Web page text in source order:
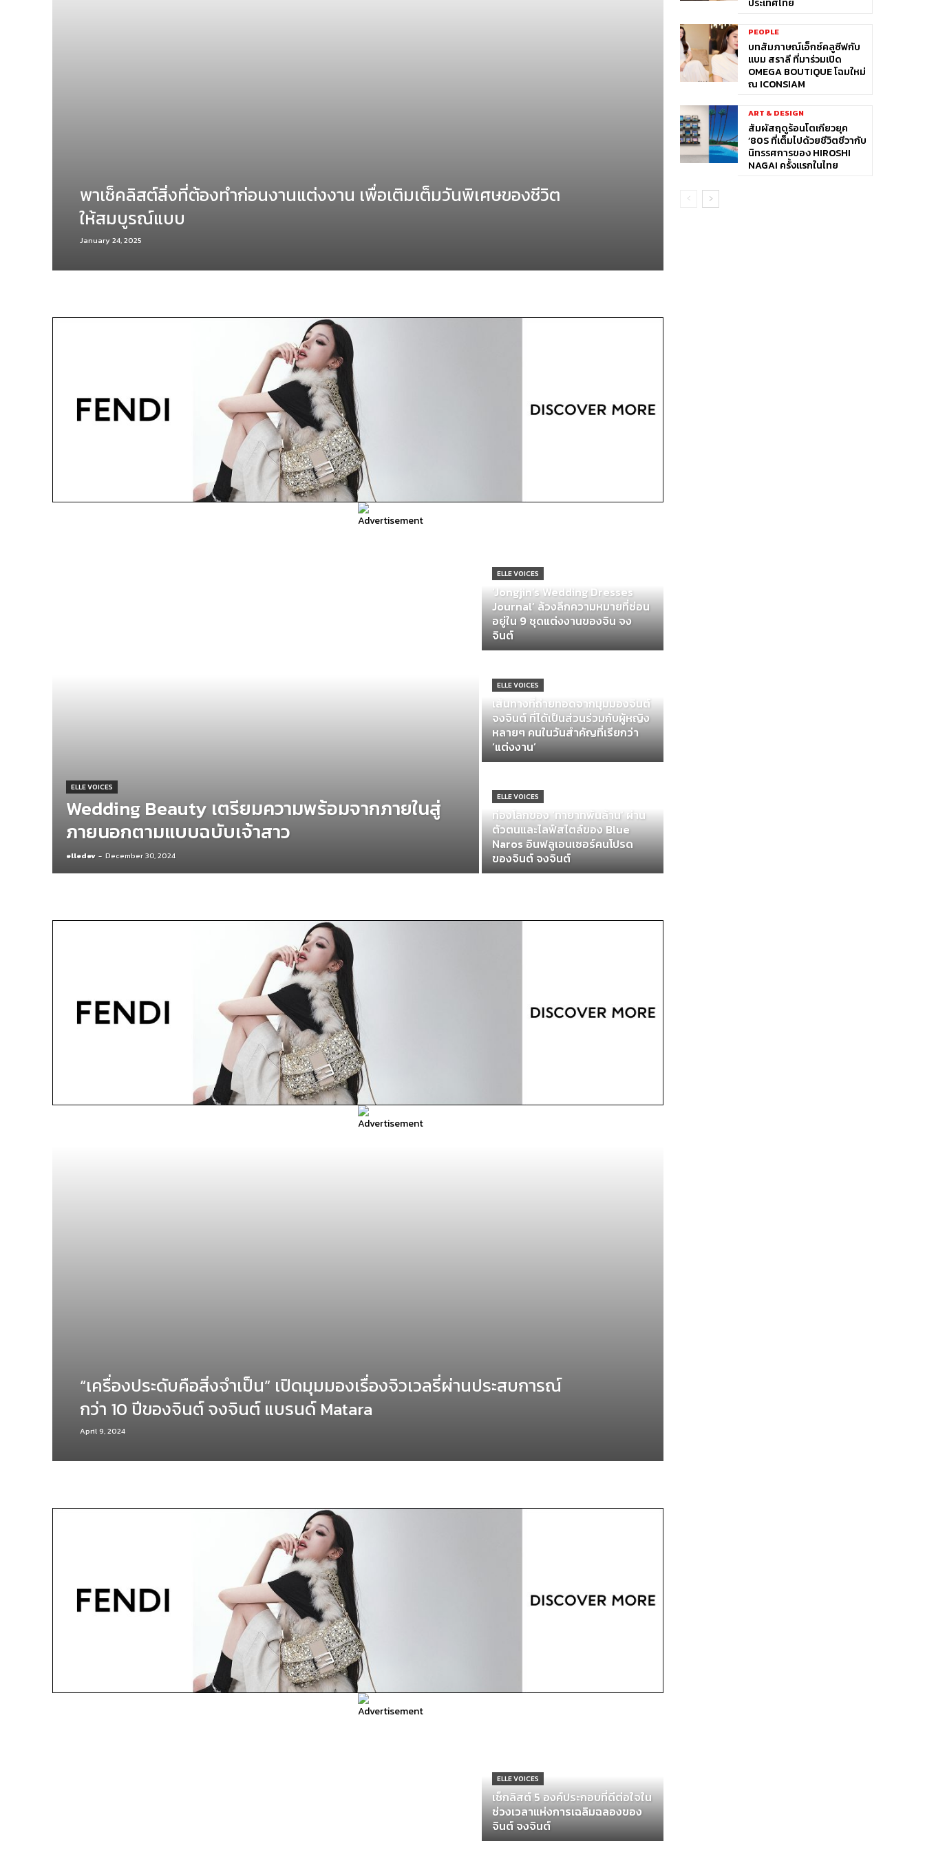
พาเช็คลิสต์สิ่งที่ต้องทำก่อนงานแต่งงาน เพื่อเติมเต็มวันพิเศษของชีวิต
ให้สมบูรณ์แบบ
January 24, 2025
ELLE VOICES
Wedding Beauty เตรียมความพร้อมจากภายในสู่
ภายนอกตามแบบฉบับเจ้าสาว
elledev - December 30, 2024
ELLE VOICES
‘Jongjin’s Wedding Dresses
Journal’ ล้วงลึกความหมายที่ซ่อน
อยู่ใน 9 ชุดแต่งงานของจิน จง
จินต์
ELLE VOICES
เส้นทางที่ถ่ายทอดจากมุมมองจินต์
จงจินต์ ที่ได้เป็นส่วนร่วมกับผู้หญิง
หลายๆ คนในวันสำคัญที่เรียกว่า
‘แต่งงาน’
ELLE VOICES
ท่องโลกของ ‘ทายาทพันล้าน’ ผ่าน
ตัวตนและไลฟ์สไตล์ของ Blue
Naros อินฟลูเอนเซอร์คนโปรด
ของจินต์ จงจินต์
“เครื่องประดับคือสิ่งจำเป็น” เปิดมุมมองเรื่องจิวเวลรี่ผ่านประสบการณ์
กว่า 10 ปีของจินต์ จงจินต์ แบรนด์ Matara
April 9, 2024
ELLE VOICES
เช็กลิสต์ 5 องค์ประกอบที่ดีต่อใจใน
ช่วงเวลาแห่งการเฉลิมฉลองของ
จินต์ จงจินต์
ประเทศไทย
PEOPLE
บทสัมภาษณ์เอ็กซ์คลูซีฟกับ
แบม สราลี ที่มาร่วมเปิด
OMEGA BOUTIQUE โฉมใหม่
ณ ICONSIAM
ART & DESIGN
สัมผัสฤดูร้อนโตเกียวยุค
’80S ที่เต็มไปด้วยชีวิตชีวากับ
นิทรรศการของ HIROSHI
NAGAI ครั้งแรกในไทย